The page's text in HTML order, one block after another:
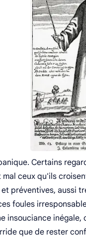
Certains
ceux qu'ils
préventives, aussi
foules
insouciance
que de rester